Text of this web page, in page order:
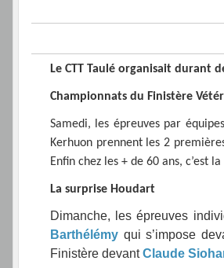
Le CTT Taulé organisait durant
Championnats du Finistère
Samedi, les épreuves par
Kerhuon prennent les 2
Enfin chez les + de 60 ans, c’est
La surprise Houdart
Dimanche, les épreuves
Barthélémy qui s’impose
Finistère devantClaude